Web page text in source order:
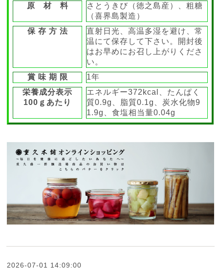
原 材 料
さとうきび（徳之島産）、粗糖
（喜界島製造）
保 存 方 法
直射日光、高温多湿を避け、常
温にて保存して下さい。開封後
はお早めにお召し上がりくださ
い。
賞 味 期 限
1年
栄養成分表示
100ｇあたり
エネルギー372kcal、たんぱく
質0.9g、脂質0.1g、炭水化物9
1.9g、食塩相当量0.04g
2026-07-01 14:09:00